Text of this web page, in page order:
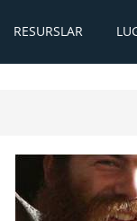
RESURSLAR